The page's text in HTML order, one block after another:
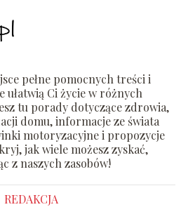
pełne pomocnych treści i
ułatwią Ci życie w różnych
tu porady dotyczące zdrowia,
domu, informacje ze świata
motoryzacyjne i propozycje
jak wiele możesz zyskać,
z naszych zasobów!
REDAKCJA